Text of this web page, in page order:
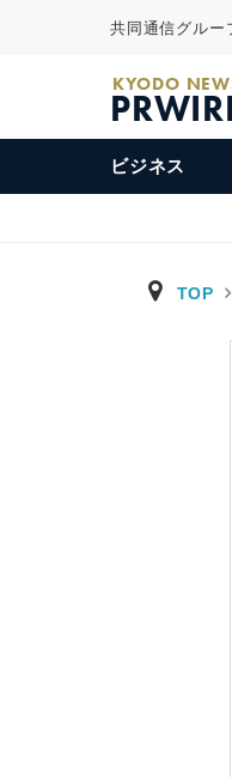
共同通信グルー
KYODO
ビジネス
TOP